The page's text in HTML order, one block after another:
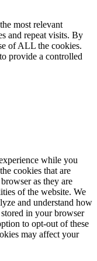
most relevant
and repeat visits. By
of ALL the cookies.
provide a controlled
while you
cookies that are
as they are
of the website. We
and understand how
in your browser
to opt-out of these
may affect your